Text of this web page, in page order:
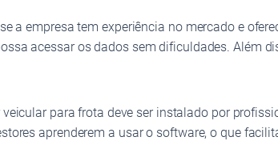
a empresa tem experiência no mercado e
acessar os dados sem dificuldades. Além
para frota deve ser instalado por
aprenderem a usar o software, o que